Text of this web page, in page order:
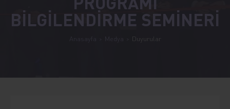
BİLGİLENDİRME SEMİNERİ
Anasayfa Medya Duyurular